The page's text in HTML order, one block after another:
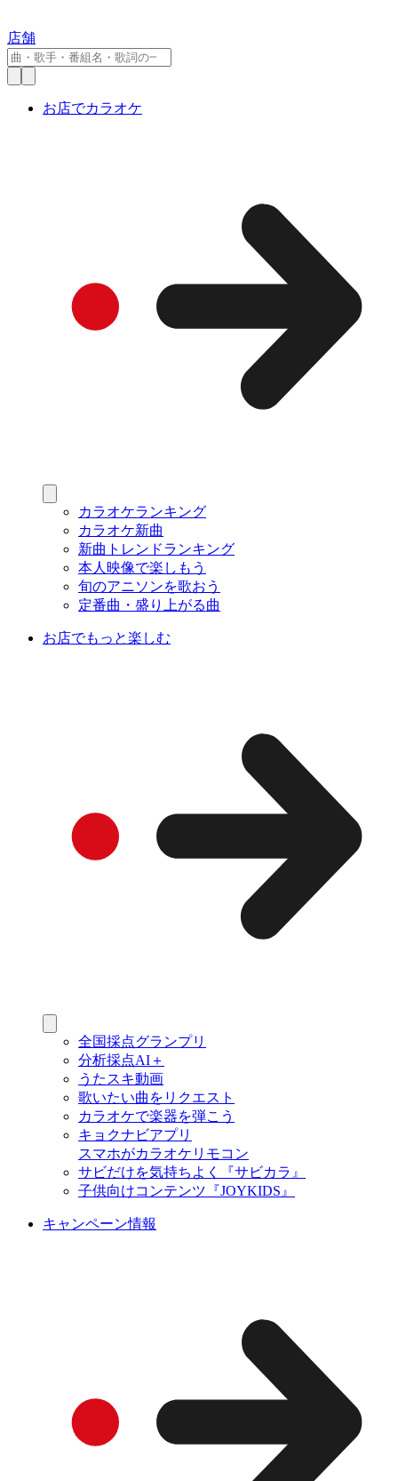
店舗
お店でカラオケ
カラオケランキング
カラオケ新曲
新曲トレンドランキング
本人映像で楽しもう
旬のアニソンを歌おう
定番曲・盛り上がる曲
お店でもっと楽しむ
全国採点グランプリ
分析採点AI＋
うたスキ動画
歌いたい曲をリクエスト
カラオケで楽器を弾こう
キョクナビアプリ
スマホがカラオケリモコン
サビだけを気持ちよく『サビカラ』
子供向けコンテンツ『JOYKIDS』
キャンペーン情報